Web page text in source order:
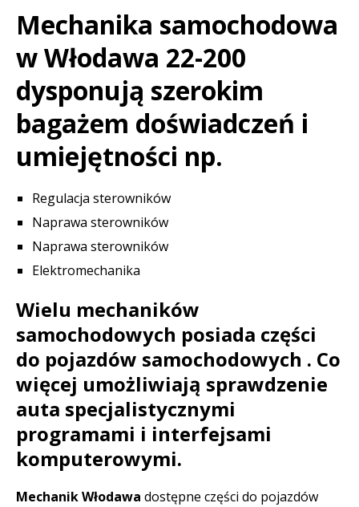
Mechanika samochodowa
w Włodawa 22-200
dysponują szerokim
bagażem doświadczeń i
umiejętności np.
Regulacja sterowników
Naprawa sterowników
Naprawa sterowników
Elektromechanika
Wielu mechaników
samochodowych posiada części
do pojazdów samochodowych . Co
więcej umożliwiają sprawdzenie
auta specjalistycznymi
programami i interfejsami
komputerowymi.
Mechanik Włodawa dostępne części do pojazdów